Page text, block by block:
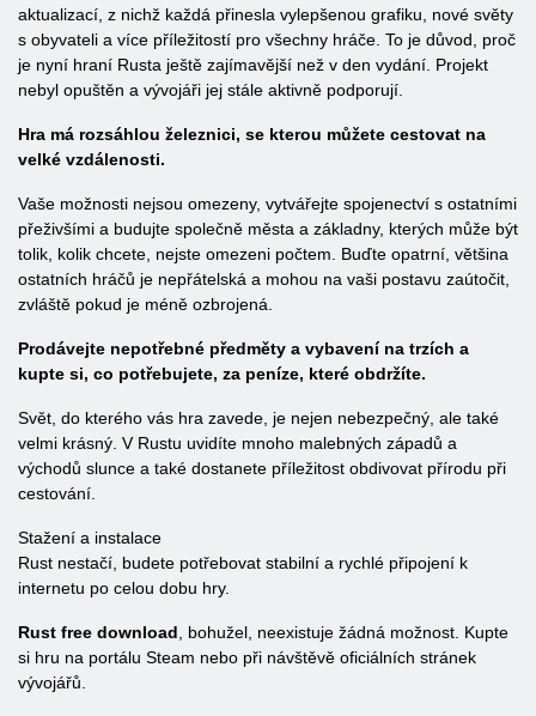
aktualizací, z nichž každá přinesla vylepšenou grafiku, nové světy
s obyvateli a více příležitostí pro všechny hráče. To je důvod, proč
je nyní hraní Rusta ještě zajímavější než v den vydání. Projekt
nebyl opuštěn a vývojáři jej stále aktivně podporují.
Hra má rozsáhlou železnici, se kterou můžete cestovat na
velké vzdálenosti.
Vaše možnosti nejsou omezeny, vytvářejte spojenectví s ostatními
přeživšími a budujte společně města a základny, kterých může být
tolik, kolik chcete, nejste omezeni počtem. Buďte opatrní, většina
ostatních hráčů je nepřátelská a mohou na vaši postavu zaútočit,
zvláště pokud je méně ozbrojená.
Prodávejte nepotřebné předměty a vybavení na trzích a
kupte si, co potřebujete, za peníze, které obdržíte.
Svět, do kterého vás hra zavede, je nejen nebezpečný, ale také
velmi krásný. V Rustu uvidíte mnoho malebných západů a
východů slunce a také dostanete příležitost obdivovat přírodu při
cestování.
Stažení a instalace
Rust nestačí, budete potřebovat stabilní a rychlé připojení k
internetu po celou dobu hry.
Rust free download , bohužel, neexistuje žádná možnost. Kupte
si hru na portálu Steam nebo při návštěvě oficiálních stránek
vývojářů.